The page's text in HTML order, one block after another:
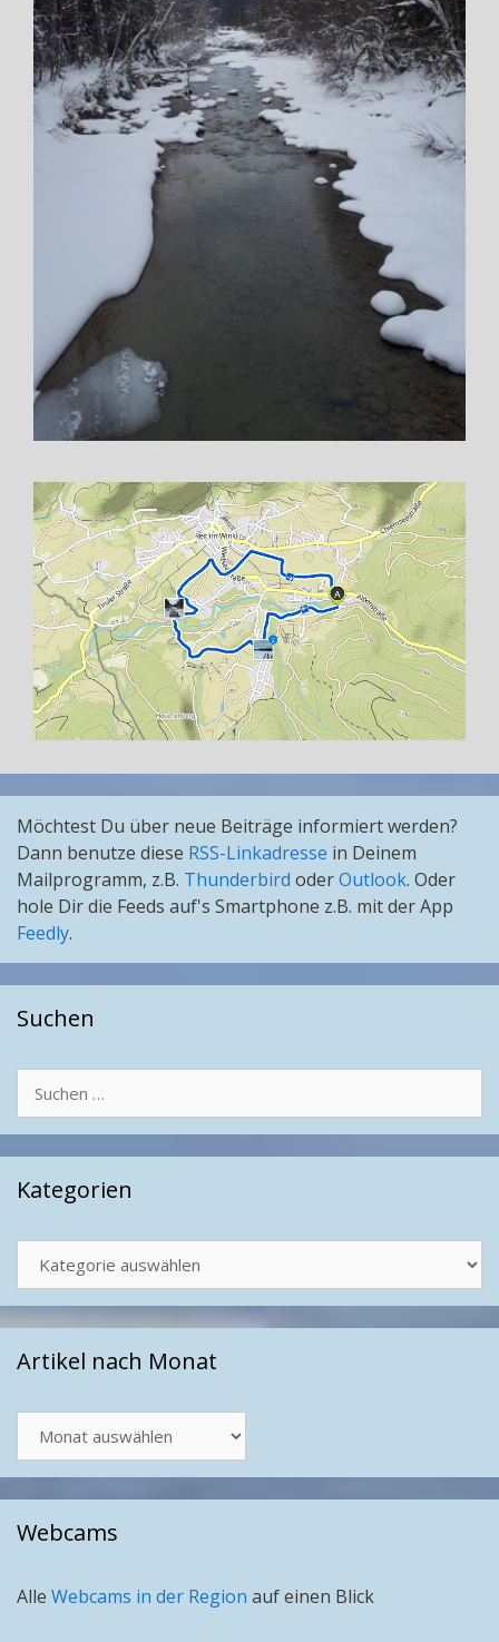
Möchtest Du über neue Beiträge informiert werden?
Dann benutze diese RSS-Linkadresse in Deinem
Mailprogramm, z.B. Thunderbird oderOutlook. Oder
hole Dir die Feeds auf's Smartphone z.B. mit der App
Feedly.
Suchen
nach:
Kategorien
Artikel nach Monat
nach
Monat
Webcams
Alle Webcams in der Region auf einen Blick